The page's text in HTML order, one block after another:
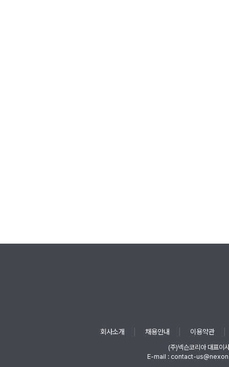
회사소개 채용안내 이용약관
(주)넥슨코리아 대표이
E-mail : contact-